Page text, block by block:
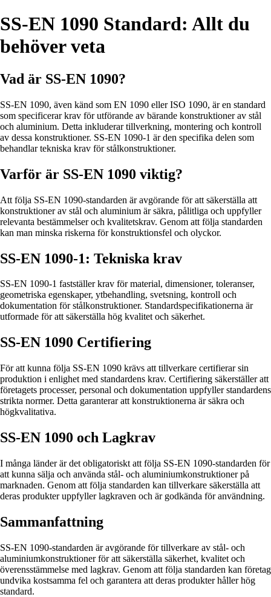
SS-EN 1090 Standard: Allt du
behöver veta
Vad är SS-EN 1090?
SS-EN 1090, även känd som EN 1090 eller ISO 1090, är en standard
som specificerar krav för utförande av bärande konstruktioner av stål
och aluminium. Detta inkluderar tillverkning, montering och kontroll
av dessa konstruktioner. SS-EN 1090-1 är den specifika delen som
behandlar tekniska krav för stålkonstruktioner.
Varför är SS-EN 1090 viktig?
Att följa SS-EN 1090-standarden är avgörande för att säkerställa att
konstruktioner av stål och aluminium är säkra, pålitliga och uppfyller
relevanta bestämmelser och kvalitetskrav. Genom att följa standarden
kan man minska riskerna för konstruktionsfel och olyckor.
SS-EN 1090-1: Tekniska krav
SS-EN 1090-1 fastställer krav för material, dimensioner, toleranser,
geometriska egenskaper, ytbehandling, svetsning, kontroll och
dokumentation för stålkonstruktioner. Standardspecifikationerna är
utformade för att säkerställa hög kvalitet och säkerhet.
SS-EN 1090 Certifiering
För att kunna följa SS-EN 1090 krävs att tillverkare certifierar sin
produktion i enlighet med standardens krav. Certifiering säkerställer att
företagets processer, personal och dokumentation uppfyller standardens
strikta normer. Detta garanterar att konstruktionerna är säkra och
högkvalitativa.
SS-EN 1090 och Lagkrav
I många länder är det obligatoriskt att följa SS-EN 1090-standarden för
att kunna sälja och använda stål- och aluminiumkonstruktioner på
marknaden. Genom att följa standarden kan tillverkare säkerställa att
deras produkter uppfyller lagkraven och är godkända för användning.
Sammanfattning
SS-EN 1090-standarden är avgörande för tillverkare av stål- och
aluminiumkonstruktioner för att säkerställa säkerhet, kvalitet och
överensstämmelse med lagkrav. Genom att följa standarden kan företag
undvika kostsamma fel och garantera att deras produkter håller hög
standard.